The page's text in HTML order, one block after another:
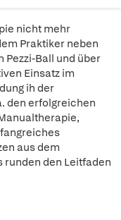
nicht mehr
Praktiker neben
Ball und über
Einsatz im
ih der
den erfolgreichen
aus dem
runden den Leitfaden